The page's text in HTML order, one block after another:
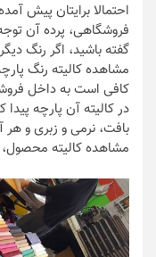
احتمالا برایتان پیش
فروشگاهی، پرده آن
گفته باشید، اگر رنگ
مشاهده کالیته رنگ
کافی است به داخل
در کالیته آن پارچه پیدا
بافت، نرمی و زبری و
مشاهده کالیته